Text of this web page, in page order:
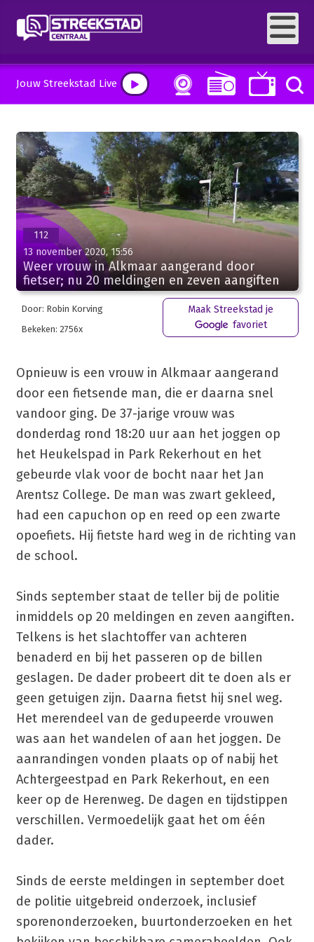
Jouw Streekstad Live
112
13 november 2020, 15:56
Weer vrouw in Alkmaar aangerand door
fietser; nu 20 meldingen en zeven aangiften
Door: Robin Korving
Bekeken: 2756x
Maak Streekstad je
favoriet
Opnieuw is een vrouw in Alkmaar aangerand
door een fietsende man, die er daarna snel
vandoor ging. De 37-jarige vrouw was
donderdag rond 18:20 uur aan het joggen op
het Heukelspad in Park Rekerhout en het
gebeurde vlak voor de bocht naar het Jan
Arentsz College. De man was zwart gekleed,
had een capuchon op en reed op een zwarte
opoefiets. Hij fietste hard weg in de richting van
de school.
Sinds september staat de teller bij de politie
inmiddels op 20 meldingen en zeven aangiften.
Telkens is het slachtoffer van achteren
benaderd en bij het passeren op de billen
geslagen. De dader probeert dit te doen als er
geen getuigen zijn. Daarna fietst hij snel weg.
Het merendeel van de gedupeerde vrouwen
was aan het wandelen of aan het joggen. De
aanrandingen vonden plaats op of nabij het
Achtergeestpad en Park Rekerhout, en een
keer op de Herenweg. De dagen en tijdstippen
verschillen. Vermoedelijk gaat het om één
dader.
Sinds de eerste meldingen in september doet
de politie uitgebreid onderzoek, inclusief
sporenonderzoeken, buurtonderzoeken en het